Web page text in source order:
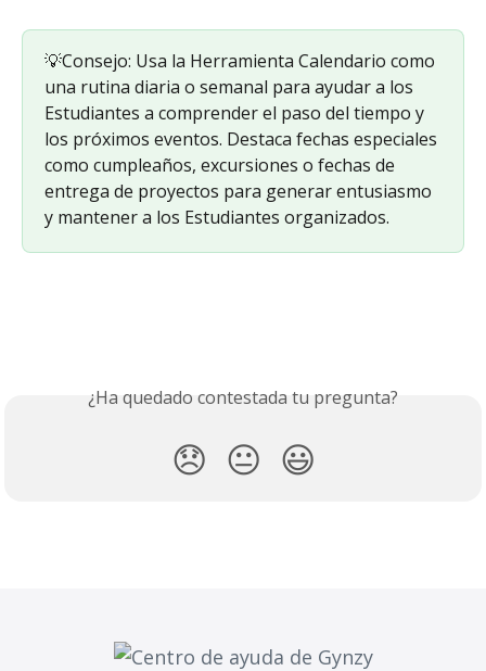
💡Consejo: Usa la Herramienta Calendario como
una rutina diaria o semanal para ayudar a los
Estudiantes a comprender el paso del tiempo y
los próximos eventos. Destaca fechas especiales
como cumpleaños, excursiones o fechas de
entrega de proyectos para generar entusiasmo
y mantener a los Estudiantes organizados.
¿Ha quedado contestada tu pregunta?
😞 😐 😃